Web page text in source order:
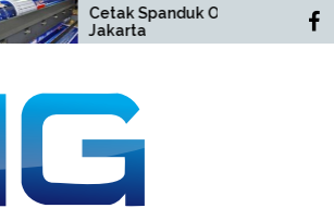
Cetak Spanduk Online
Jakarta